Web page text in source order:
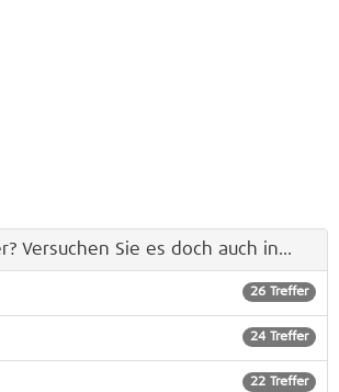
Versuchen Sie es doch auch in...
26 Treffer
24 Treffer
22 Treffer